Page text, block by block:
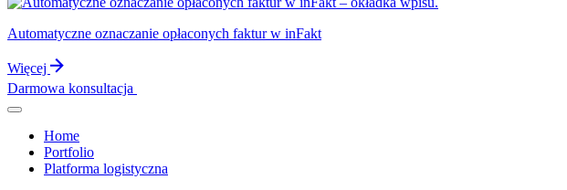
Automatyczne oznaczanie opłaconych faktur w inFakt
Więcej
Darmowa konsultacja
Home
Portfolio
Platforma logistyczna